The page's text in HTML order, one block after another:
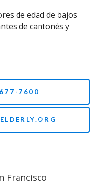
de edad de bajos
de cantonés y
7600
Francisco